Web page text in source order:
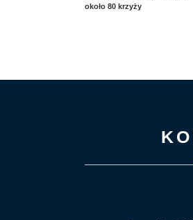
około 80 krzyży